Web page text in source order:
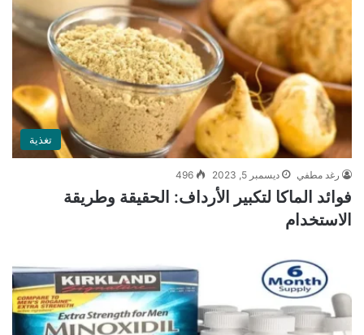
تغذية
رغد مطفي ديسمبر 5, 2023 496
فوائد الماكا لتكبير الأرداف: الحقيقة وطريقة
الاستخدام